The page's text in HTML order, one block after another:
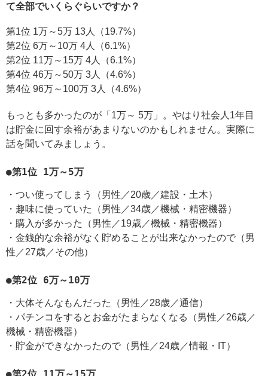
て全部でいくらぐらいですか？
第1位 1万～5万 13人（19.7%）
第2位 6万～10万 4人（6.1%）
第2位 11万～15万 4人（6.1%）
第4位 46万～50万 3人（4.6%）
第4位 96万～100万 3人（4.6%）
もっとも多かったのが「1万～ 5万」。やはり社会人1年目
は貯金に回す余裕があまりないのかもしれません。実際に
話を聞いてみましょう。
●第1位 1万～5万
・つい使ってしまう（男性／20歳／建設・土木）
・趣味に使っていた（男性／34歳／機械・精密機器）
・購入が多かった（男性／19歳／機械・精密機器）
・金銭的な余裕がなく貯めることが出来なかったので（男
性／27歳／その他）
●第2位 6万～10万
・大体そんなもんだった（男性／28歳／通信）
・パチンコをするとお金がたまらなくなる（男性／26歳／
機械・精密機器）
・貯金ができなかったので（男性／24歳／情報・IT）